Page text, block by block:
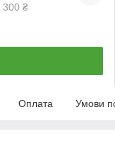
300 ₴
Оплата Умови